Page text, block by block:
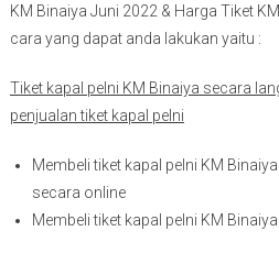
KM Binaiya Juni 2022 & Harga Tiket
cara yang dapat anda lakukan yaitu :
Tiket kapal pelni KM Binaiya secara
penjualan tiket kapal pelni
Membeli tiket kapal pelni KM
secara online
Membeli tiket kapal pelni KM